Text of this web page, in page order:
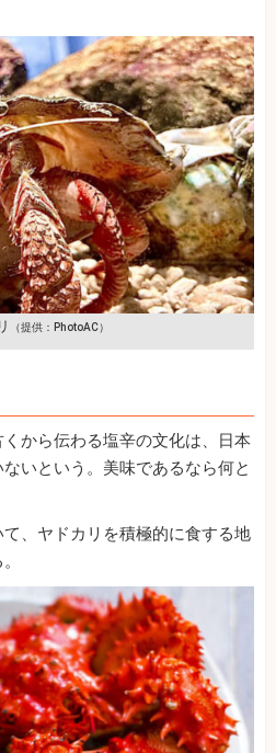
（提供：PhotoAC）
から伝わる塩辛の文化は、日本
いという。美味であるなら何と
、ヤドカリを積極的に食する地